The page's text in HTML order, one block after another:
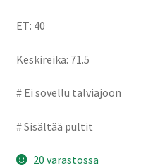
ET: 40
Keskireikä: 71.5
# Ei sovellu talviajoon
# Sisältää pultit
20 varastossa